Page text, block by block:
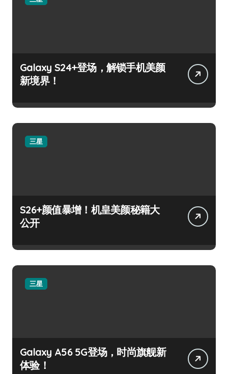
Galaxy S24+登场，解锁手机美颜
新境界！
三星
S26+颜值暴增！机皇美颜秘籍大
公开
三星
Galaxy A56 5G登场，时尚旗舰新
体验！